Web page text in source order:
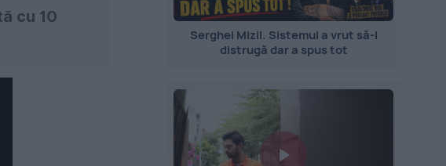
cu 10
Serghei Mizil. Sistemul a vrut să-l
distrugă dar a spus tot